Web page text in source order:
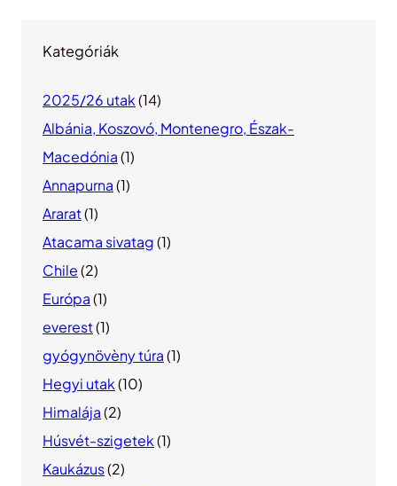
Kategóriák
2025/26 utak(14)
Albánia, Koszovó, Montenegro, Észak-
Macedónia(1)
Annapurna(1)
Ararat(1)
Atacama sivatag(1)
Chile(2)
Európa(1)
everest(1)
gyógynövèny túra(1)
Hegyi utak(10)
Himalája(2)
Húsvét-szigetek(1)
Kaukázus(2)